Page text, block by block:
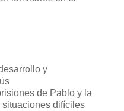
y
de Pablo y la
difíciles